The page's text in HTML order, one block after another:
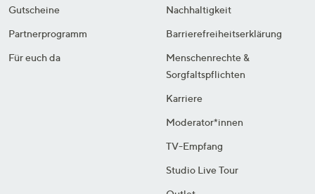
Gutscheine
Partnerprogramm
Für euch da
Nachhaltigkeit
Barrierefreiheitserklärung
Menschenrechte &
Sorgfaltspflichten
Karriere
Moderator*innen
TV-Empfang
Studio Live Tour